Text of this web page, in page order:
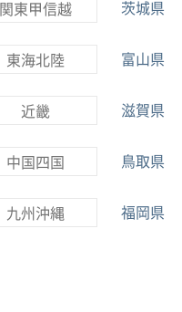
関東甲信越 茨城県
東海北陸 富山県
近畿 滋賀県
中国四国 鳥取県
九州沖縄 福岡県